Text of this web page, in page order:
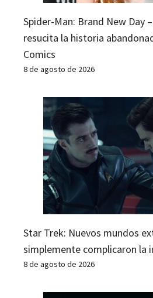
Spider-Man: Brand New Day
resucita la historia
Comics
8 de agosto de 2026
Star Trek: Nuevos mundos
simplemente complicaron la
8 de agosto de 2026